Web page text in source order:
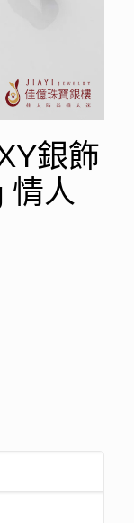
銀飾
情人